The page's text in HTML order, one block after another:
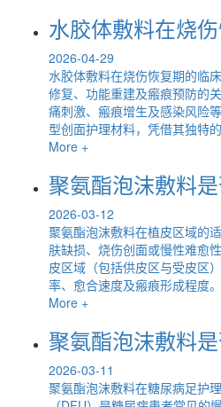
水胶体敷料在烧
2026-04-29
水胶体敷料在烧伤恢复期的临
修复、功能重建及瘢痕预防的
痛刺激、瘢痕增生及感染风险
型创面护理材料，凭借其独特
More +
聚氨酯泡沫敷料
2026-03-12
聚氨酯泡沫敷料在植皮区域的
肤缺损、烧伤创面或慢性难愈
皮区域（包括供皮区与受皮区
率、愈合速度及瘢痕形成程度
More +
聚氨酯泡沫敷料
2026-03-11
聚氨酯泡沫敷料在糖尿病足护